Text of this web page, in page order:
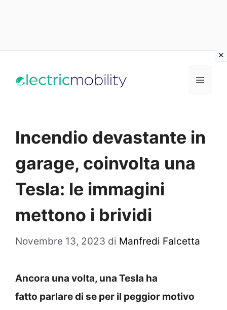
Menu
Incendio devastante in
garage, coinvolta una
Tesla: le immagini
mettono i brividi
Novembre 13, 2023 di Manfredi Falcetta
Ancora una volta, una Tesla ha
fatto parlare di se per il peggior motivo